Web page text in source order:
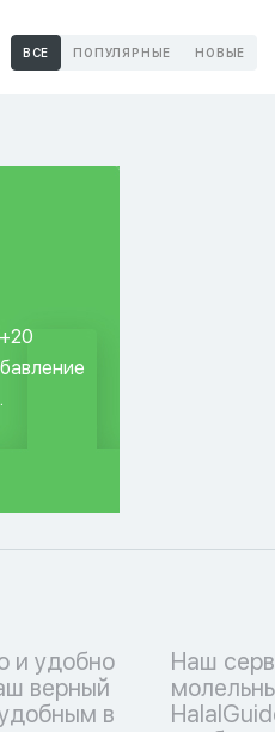
ВСЕ ПОПУЛЯРНЫЕ НОВЫЕ
и удобно
верный
в
Наш